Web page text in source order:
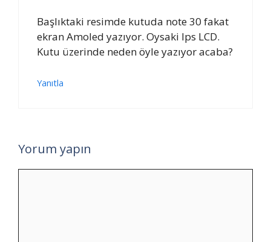
Başlıktaki resimde kutuda note 30 fakat
ekran Amoled yazıyor. Oysaki Ips LCD.
Kutu üzerinde neden öyle yazıyor acaba?
Yanıtla
Yorum yapın